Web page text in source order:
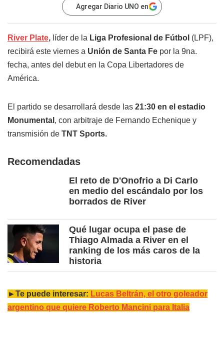
Agregar Diario UNO en
River Plate, líder de la Liga Profesional de Fútbol (LPF),
recibirá este viernes a Unión de Santa Fe por la 9na.
fecha, antes del debut en la Copa Libertadores de
América.
El partido se desarrollará desde las 21:30 en el estadio
Monumental , con arbitraje de Fernando Echenique y
transmisión de TNT Sports.
Recomendadas
El reto de D'Onofrio a Di Carlo
en medio del escándalo por los
borrados de River
Qué lugar ocupa el pase de
Thiago Almada a River en el
ranking de los más caros de la
historia
►Te puede interesar: Lucas Beltrán, el otro goleador
argentino que quiere Roberto Mancini para Italia